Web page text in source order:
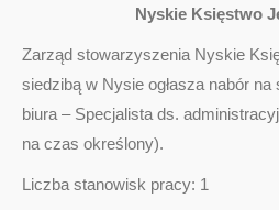
Nyskie Księstwo
Zarząd stowarzyszenia Nyskie
siedzibą w Nysie ogłasza nabór
biura – Specjalista ds.
na czas określony).
Liczba stanowisk pracy: 1